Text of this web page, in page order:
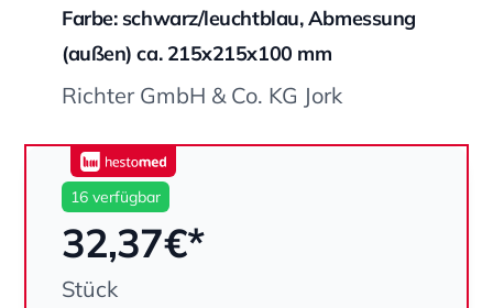
Farbe: schwarz/leuchtblau, Abmessung
(außen) ca. 215x215x100 mm
Richter GmbH & Co. KG Jork
16 verfügbar
32,37€*
Stück